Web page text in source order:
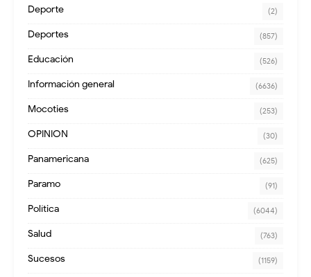
Deporte (2)
Deportes (857)
Educación (526)
Información general (6636)
Mocoties (253)
OPINION (30)
Panamericana (625)
Paramo (91)
Política (6044)
Salud (763)
Sucesos (1159)